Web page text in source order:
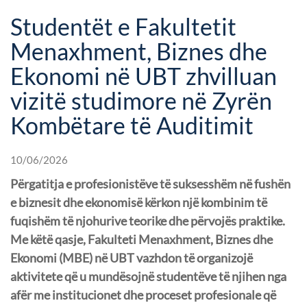
Studentët e Fakultetit
Menaxhment, Biznes dhe
Ekonomi në UBT zhvilluan
vizitë studimore në Zyrën
Kombëtare të Auditimit
10/06/2026
Përgatitja e profesionistëve të suksesshëm në fushën
e biznesit dhe ekonomisë kërkon një kombinim të
fuqishëm të njohurive teorike dhe përvojës praktike.
Me këtë qasje, Fakulteti Menaxhment, Biznes dhe
Ekonomi (MBE) në UBT vazhdon të organizojë
aktivitete që u mundësojnë studentëve të njihen nga
afër me institucionet dhe proceset profesionale që